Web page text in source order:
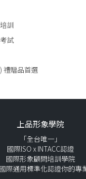
訓
試
禮贈品首選
上品形象學院
「全台唯一」
國際ISO x INTACC認證
國際形象顧問培訓學院
際通用標準化認證你的專